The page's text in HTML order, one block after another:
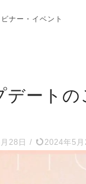
ナー・イベント
デートの
28日 / 2024年5月